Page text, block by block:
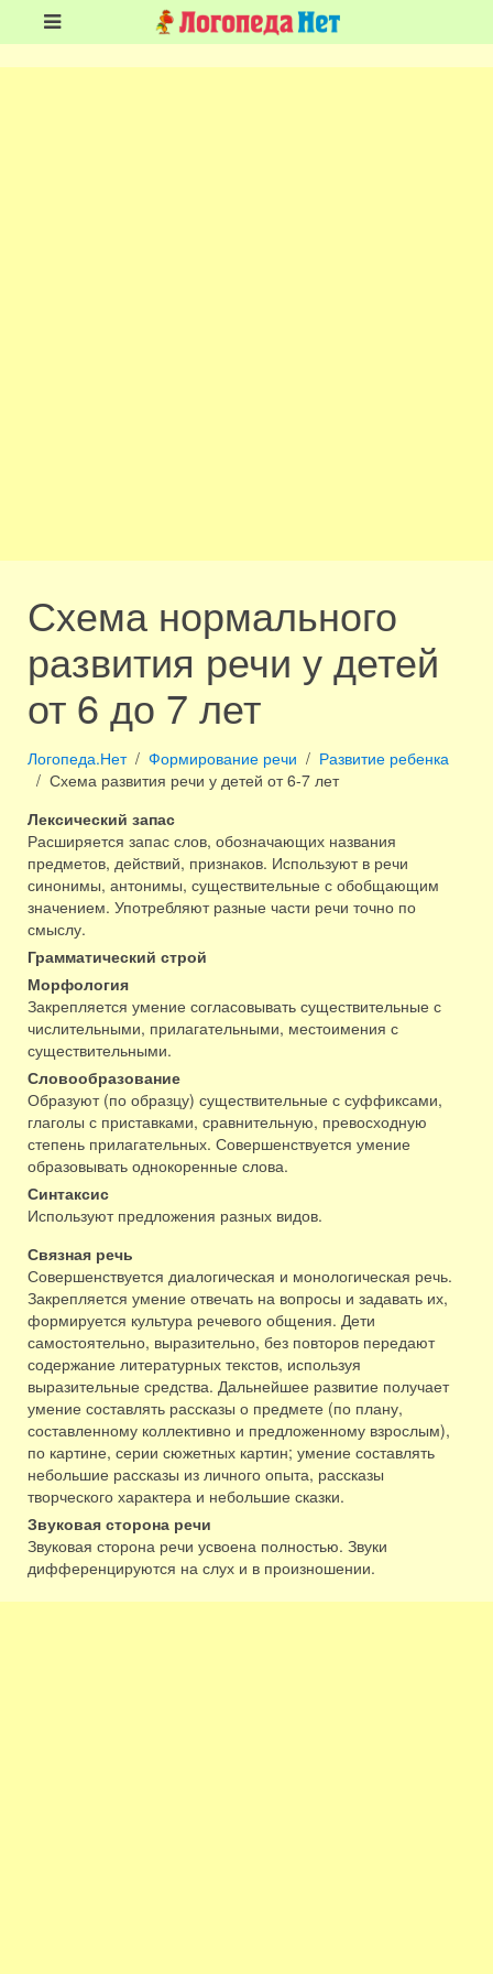
Схема нормального
развития речи у детей
от 6 до 7 лет
Логопеда.Нет Формирование речи
Развитие ребенка
Схема развития речи у детей от 6-7 лет
Лексический запас
Расширяется запас слов, обозначающих названия
предметов, действий, признаков. Используют в речи
синонимы, антонимы, существительные с обобщающим
значением. Употребляют разные части речи точно по
смыслу.
Грамматический строй
Морфология
Закрепляется умение согласовывать существительные с
числительными, прилагательными, местоимения с
существительными.
Словообразование
Образуют (по образцу) существительные с суффиксами,
глаголы с приставками, сравнительную, превосходную
степень прилагательных. Совершенствуется умение
образовывать однокоренные слова.
Синтаксис
Используют предложения разных видов.
Связная речь
Совершенствуется диалогическая и монологическая речь.
Закрепляется умение отвечать на вопросы и задавать их,
формируется культура речевого общения. Дети
самостоятельно, выразительно, без повторов передают
содержание литературных текстов, используя
выразительные средства. Дальнейшее развитие получает
умение составлять рассказы о предмете (по плану,
составленному коллективно и предложенному взрослым),
по картине, серии сюжетных картин; умение составлять
небольшие рассказы из личного опыта, рассказы
творческого характера и небольшие сказки.
Звуковая сторона речи
Звуковая сторона речи усвоена полностью. Звуки
дифференцируются на слух и в произношении.